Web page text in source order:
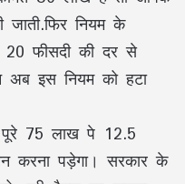
नियम के
फीसदी की दर से
अब इस नियम को हटा
75 लाख पे 12.5
करना पड़ेगा। सरकार के